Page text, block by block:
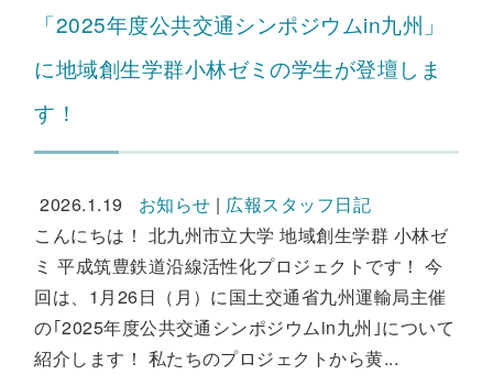
「2025年度公共交通シンポジウムin九州」
に地域創生学群小林ゼミの学生が登壇しま
す！
2026.1.19 お知らせ | 広報スタッフ日記
こんにちは！ 北九州市立大学 地域創生学群 小林ゼ
ミ 平成筑豊鉄道沿線活性化プロジェクトです！ 今
回は、1月26日（月）に国土交通省九州運輸局主催
の｢2025年度公共交通シンポジウムin九州｣について
紹介します！ 私たちのプロジェクトから黄...